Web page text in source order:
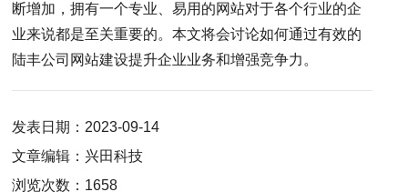
断增加，拥有一个专业、易用的网站对于各个行业的企
业来说都是至关重要的。本文将会讨论如何通过有效的
陆丰公司网站建设提升企业业务和增强竞争力。
发表日期：2023-09-14
文章编辑：兴田科技
浏览次数：1658